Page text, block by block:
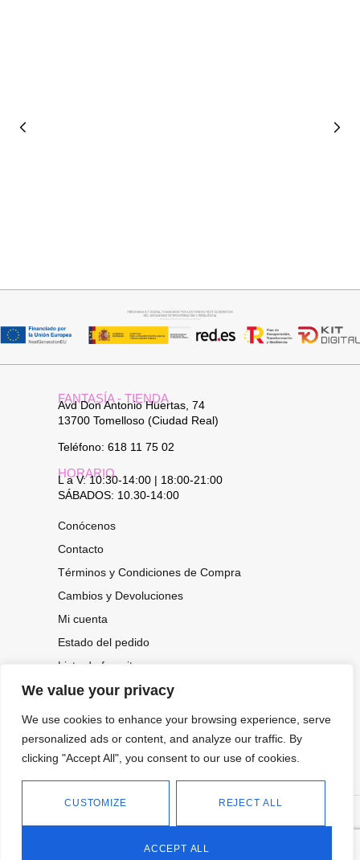
We value your privacy
We use cookies to enhance your browsing experience, serve
personalized ads or content, and analyze our traffic. By
clicking "Accept All", you consent to our use of cookies.
CUSTOMIZE REJECT ALL
ACCEPT ALL
FANTASÍA - TIENDA
Avd Don Antonio Huertas, 74
13700 Tomelloso (Ciudad Real)
Teléfono: 618 11 75 02
HORARIO
L a V: 10:30-14:00 | 18:00-21:00
SÁBADOS: 10.30-14:00
Conócenos
Contacto
Términos y Condiciones de Compra
Cambios y Devoluciones
Mi cuenta
Estado del pedido
Lista de favoritos
CONOCE NUESTRAS NOVEDADES,
OFERTAS...
2026.